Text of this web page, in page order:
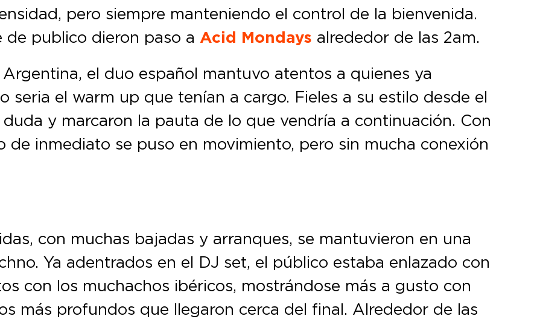
pero siempre manteniendo el control de la bienvenida.
publico dieron paso a Acid Mondays alrededor de las 2am.
el duo español mantuvo atentos a quienes ya
seria el warm up que tenían a cargo. Fieles a su estilo desde el
y marcaron la pauta de lo que vendría a continuación. Con
de inmediato se puso en movimiento, pero sin mucha conexión
con muchas bajadas y arranques, se mantuvieron en una
Ya adentrados en el DJ set, el público estaba enlazado con
con los muchachos ibéricos, mostrándose más a gusto con
más profundos que llegaron cerca del final. Alrededor de las